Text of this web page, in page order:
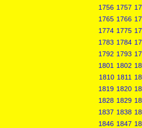
1756 1757
1765 1766
1774 1775
1783 1784
1792 1793
1801 1802
1810 1811
1819 1820
1828 1829
1837 1838
1846 1847